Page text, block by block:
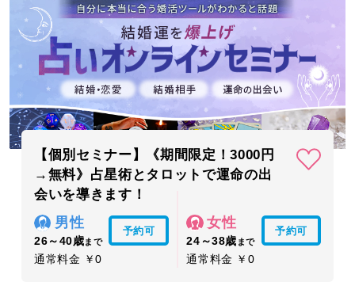
【個別セミナー】《期間限定！3000円
→無料》占星術とタロットで運命の出
会いを導きます！
男性
26～40歳まで
予約可
通常料金 ￥0
女性
24～38歳 まで
予約可
通常料金 ￥0